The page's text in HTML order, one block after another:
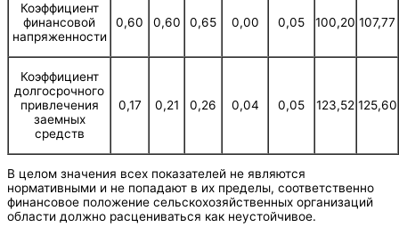
Коэффициент
финансовой
напряженности
0,60 0,60 0,65 0,00 0,05 100,20 107,77
Коэффициент
долгосрочного
привлечения
заемных
средств
0,17 0,21 0,26 0,04 0,05 123,52 125,60
В целом значения всех показателей не являются
нормативными и не попадают в их пределы, соответственно
финансовое положение сельскохозяйственных организаций
области должно расцениваться как неустойчивое.